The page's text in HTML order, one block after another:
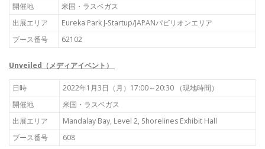
開催地
米国・ラスベガス
出展エリア
Eureka Park J-Startup/JAPANパビリオンエリア
ブース番号
62102
Unveiled （メディアイベント）
日時
2022年1月3日（月）17:00～20:30 （現地時間）
開催地
米国・ラスベガス
出展エリア
Mandalay Bay, Level 2, Shorelines Exhibit Hall
ブース番号
608